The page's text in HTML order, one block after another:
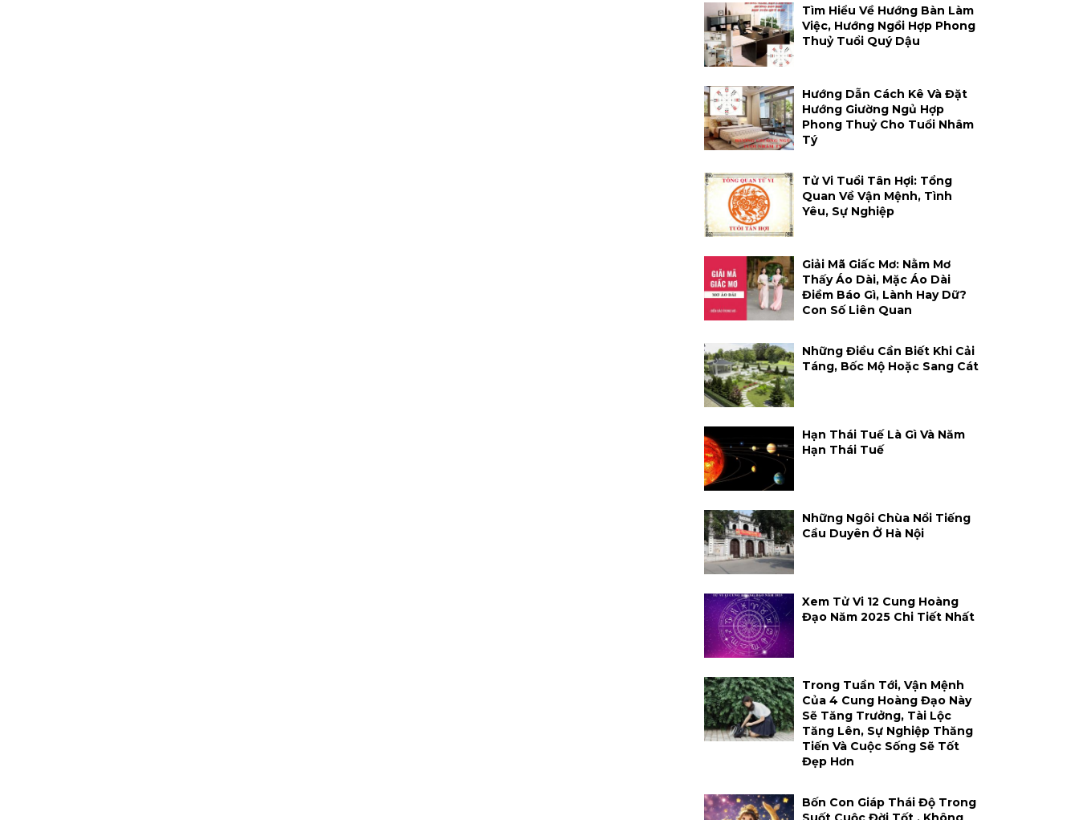
Tìm Hiểu Về Hướng Bàn Làm
Việc, Hướng Ngồi Hợp Phong
Thuỷ Tuổi Quý Dậu
Hướng Dẫn Cách Kê Và Đặt
Hướng Giường Ngủ Hợp
Phong Thuỷ Cho Tuổi Nhâm
Tý
Tử Vi Tuổi Tân Hợi: Tổng
Quan Về Vận Mệnh, Tình
Yêu, Sự Nghiệp
Giải Mã Giấc Mơ: Nằm Mơ
Thấy Áo Dài, Mặc Áo Dài
Điềm Báo Gì, Lành Hay Dữ?
Con Số Liên Quan
Những Điều Cần Biết Khi Cải
Táng, Bốc Mộ Hoặc Sang Cát
Hạn Thái Tuế Là Gì Và Năm
Hạn Thái Tuế
Những Ngôi Chùa Nổi Tiếng
Cầu Duyên Ở Hà Nội
Xem Tử Vi 12 Cung Hoàng
Đạo Năm 2025 Chi Tiết Nhất
Trong Tuần Tới, Vận Mệnh
Của 4 Cung Hoàng Đạo Này
Sẽ Tăng Trưởng, Tài Lộc
Tăng Lên, Sự Nghiệp Thăng
Tiến Và Cuộc Sống Sẽ Tốt
Đẹp Hơn
Bốn Con Giáp Thái Độ Trong